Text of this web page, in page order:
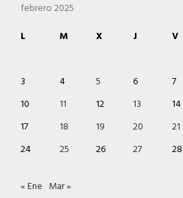
febrero 2025
L
M X J V
3
4 5 6 7
10
11 12 13 14
17
18 19 20 21
24
25 26 27 28
« Ene Mar »